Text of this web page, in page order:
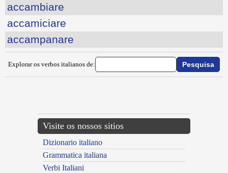
accambiare
accamiciare
accampanare
Explorar os verbos italianos de:
Visite os nossos sitios
Dizionario italiano
Grammatica italiana
Verbi Italiani